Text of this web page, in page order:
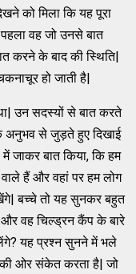
को मिला कि यह पूरा
वह जो उनसे बात
करने के बाद की स्थिति|
हो जाती है|
उन सदस्यों से बात करते
अनुभव से जुड़ते हुए दिखाई
जाकर बात किया, कि हम
हैं और वहां पर हम लोग
बच्चे तो यह सुनकर बहुत
वह चिल्ड्रन कैंप के बारे
यह प्रश्न सुनने में भले
की ओर संकेत करता है| जो